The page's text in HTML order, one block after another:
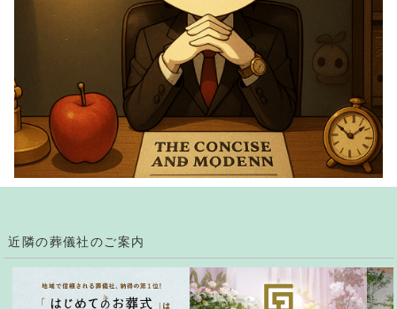
近隣の葬儀社のご案内